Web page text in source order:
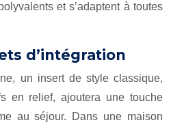
et s’adaptent à toutes
d’intégration
un insert de style classique,
en relief, ajoutera une touche
au séjour. Dans une maison